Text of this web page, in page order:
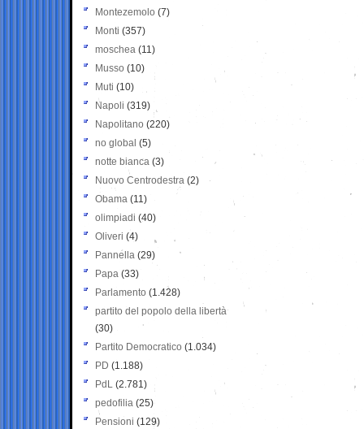
Montezemolo (7)
Monti (357)
moschea (11)
Musso (10)
Muti (10)
Napoli (319)
Napolitano (220)
no global (5)
notte bianca (3)
Nuovo Centrodestra (2)
Obama (11)
olimpiadi (40)
Oliveri (4)
Pannella (29)
Papa (33)
Parlamento (1.428)
partito del popolo della libertà
(30)
Partito Democratico (1.034)
PD (1.188)
PdL (2.781)
pedofilia (25)
Pensioni (129)